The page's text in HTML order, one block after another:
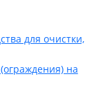
для очистки,
на